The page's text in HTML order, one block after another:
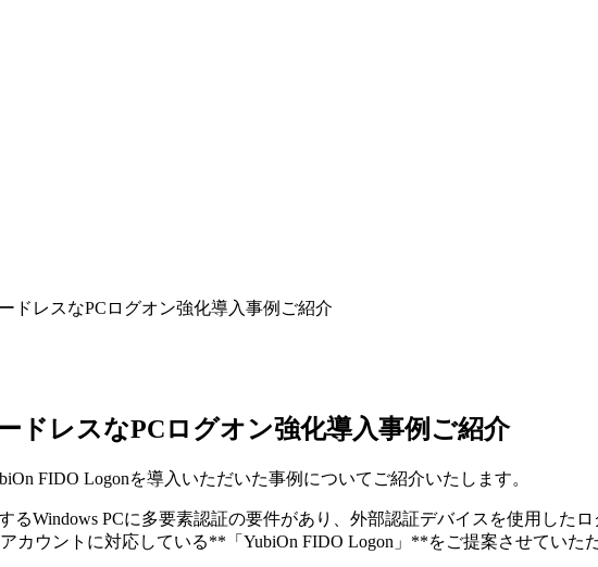
ドレスなPCログオン強化導入事例ご紹介
ドレスなPCログオン強化導入事例ご紹介
FIDO Logonを導入いただいた事例についてご紹介いたします。
るWindows PCに多要素認証の要件があり、外部認証デバイスを使用した
カウントに対応している**「YubiOn FIDO Logon」**をご提案させていた